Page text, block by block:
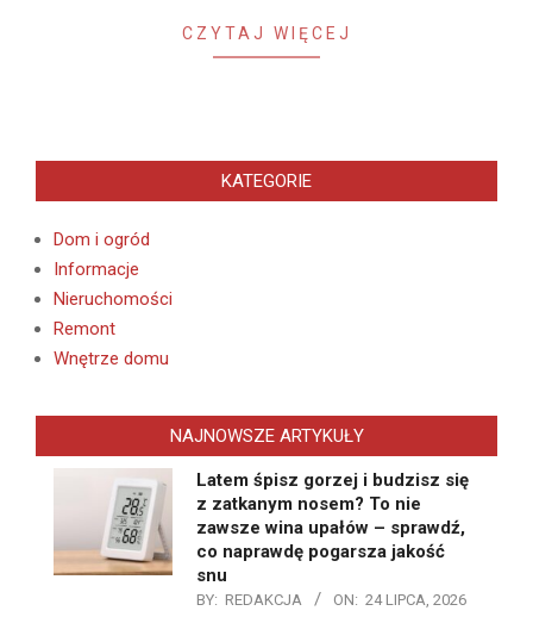
CZYTAJ WIĘCEJ
KATEGORIE
Dom i ogród
Informacje
Nieruchomości
Remont
Wnętrze domu
NAJNOWSZE ARTYKUŁY
Latem śpisz gorzej i budzisz się
z zatkanym nosem? To nie
zawsze wina upałów – sprawdź,
co naprawdę pogarsza jakość
snu
BY: REDAKCJA ON: 24 LIPCA, 2026